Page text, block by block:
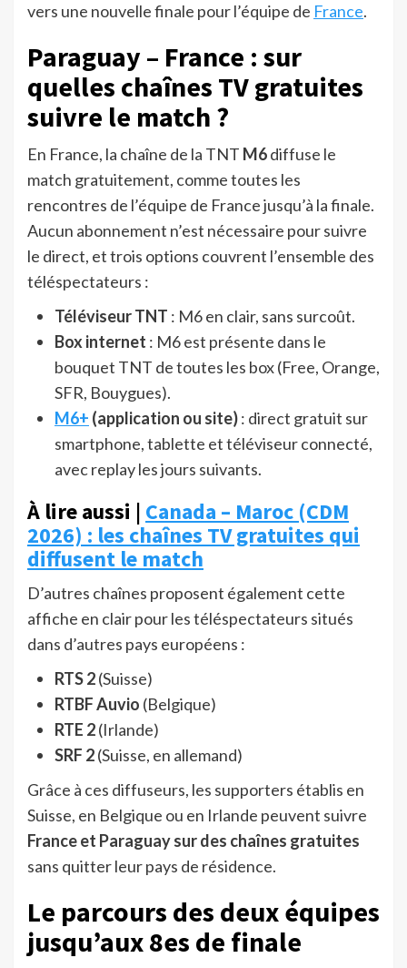
vers une nouvelle finale pour l’équipe de France.
Paraguay – France : sur
quelles chaînes TV gratuites
suivre le match ?
En France, la chaîne de la TNT M6diffuse le
match gratuitement, comme toutes les
rencontres de l’équipe de France jusqu’à la finale.
Aucun abonnement n’est nécessaire pour suivre
le direct, et trois options couvrent l’ensemble des
téléspectateurs :
Téléviseur TNT : M6 en clair, sans surcoût.
Box internet : M6 est présente dans le
bouquet TNT de toutes les box (Free, Orange,
SFR, Bouygues).
M6+ (application ou site): direct gratuit sur
smartphone, tablette et téléviseur connecté,
avec replay les jours suivants.
À lire aussi | Canada – Maroc (CDM
2026) : les chaînes TV gratuites qui
diffusent le match
D’autres chaînes proposent également cette
affiche en clair pour les téléspectateurs situés
dans d’autres pays européens :
RTS 2(Suisse)
RTBF Auvio (Belgique)
RTE 2(Irlande)
SRF 2(Suisse, en allemand)
Grâce à ces diffuseurs, les supporters établis en
Suisse, en Belgique ou en Irlande peuvent suivre
France et Paraguay sur des chaînes gratuites
sans quitter leur pays de résidence.
Le parcours des deux équipes
jusqu’aux 8es de finale